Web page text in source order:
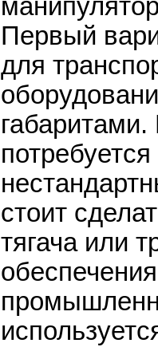
Первый
для
стоит
тягача или